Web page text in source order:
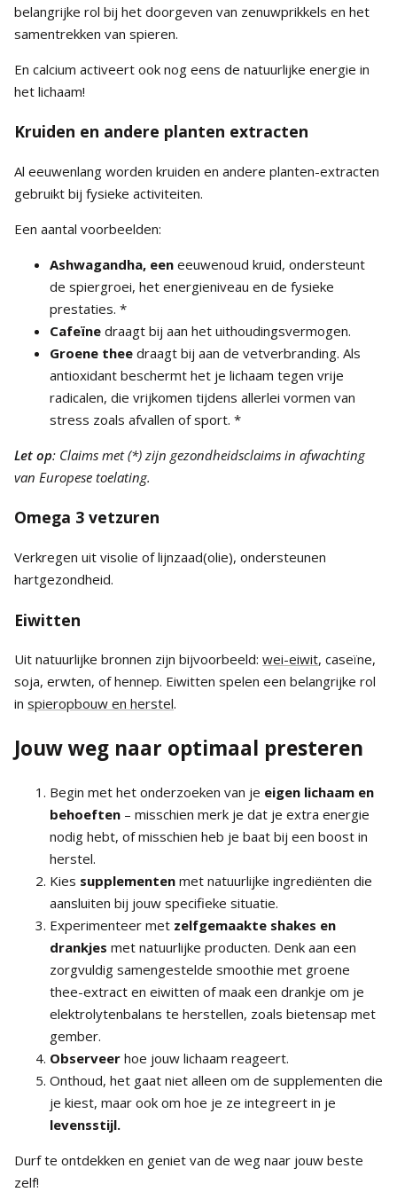
belangrijke rol bij het doorgeven van zenuwprikkels en het
samentrekken van spieren.
En calcium activeert ook nog eens de natuurlijke energie in
het lichaam!
Kruiden en andere planten extracten
Al eeuwenlang worden kruiden en andere planten-extracten
gebruikt bij fysieke activiteiten.
Een aantal voorbeelden:
Ashwagandha, een eeuwenoud kruid, ondersteunt
de spiergroei, het energieniveau en de fysieke
prestaties. *
Cafeïne draagt bij aan het uithoudingsvermogen.
Groene thee draagt bij aan de vetverbranding. Als
antioxidant beschermt het je lichaam tegen vrije
radicalen, die vrijkomen tijdens allerlei vormen van
stress zoals afvallen of sport. *
Let op: Claims met (*) zijn gezondheidsclaims in afwachting
van Europese toelating.
Omega 3 vetzuren
Verkregen uit visolie of lijnzaad(olie), ondersteunen
hartgezondheid.
Eiwitten
Uit natuurlijke bronnen zijn bijvoorbeeld: wei-eiwit, caseïne,
soja, erwten, of hennep. Eiwitten spelen een belangrijke rol
in spieropbouw en herstel.
Jouw weg naar optimaal presteren
Begin met het onderzoeken van je eigen lichaam en
behoeften – misschien merk je dat je extra energie
nodig hebt, of misschien heb je baat bij een boost in
herstel.
Kies supplementen met natuurlijke ingrediënten die
aansluiten bij jouw specifieke situatie.
Experimenteer met zelfgemaakte shakes en
drankjes met natuurlijke producten. Denk aan een
zorgvuldig samengestelde smoothie met groene
thee-extract en eiwitten of maak een drankje om je
elektrolytenbalans te herstellen, zoals bietensap met
gember.
Observeer hoe jouw lichaam reageert.
Onthoud, het gaat niet alleen om de supplementen die
je kiest, maar ook om hoe je ze integreert in je
levensstijl.
Durf te ontdekken en geniet van de weg naar jouw beste
zelf!